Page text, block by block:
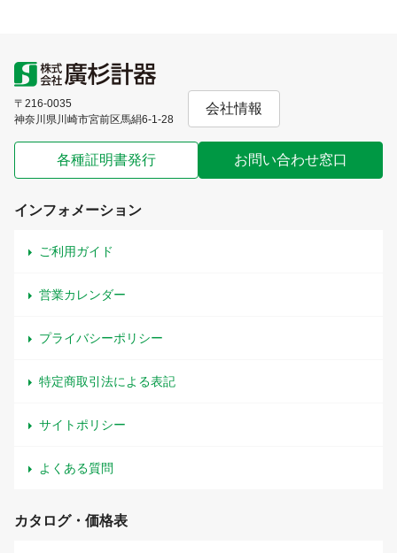
〒216-0035
神奈川県川崎市宮前区馬絹6-1-28
会社情報
各種証明書発行 お問い合わせ窓口
インフォメーション
ご利用ガイド
営業カレンダー
プライバシーポリシー
特定商取引法による表記
サイトポリシー
よくある質問
カタログ・価格表